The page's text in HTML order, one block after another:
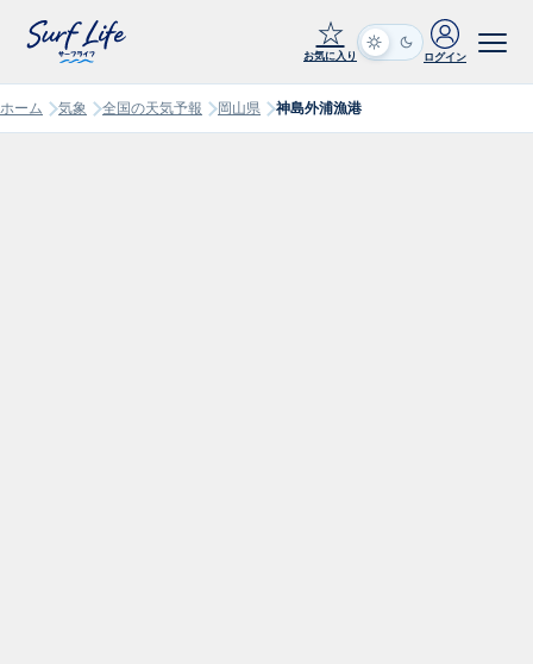
☆
お気に入り ログイン
ホーム 気象 全国の天気予報 岡山県 神島外浦漁港